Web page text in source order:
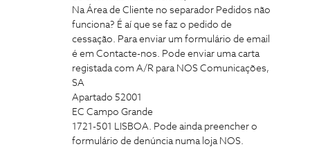
Na Área de Cliente no separador Pedidos não
funciona? É aí que se faz o pedido de
cessação. Para enviar um formulário de email
é em Contacte-nos. Pode enviar uma carta
registada com A/R para NOS Comunicações,
SA
Apartado 52001
EC Campo Grande
1721-501 LISBOA. Pode ainda preencher o
formulário de denúncia numa loja NOS.